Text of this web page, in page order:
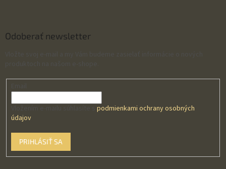
Odoberať newsletter
podmienkami ochrany osobných
údajov
PRIHLÁSIŤ SA